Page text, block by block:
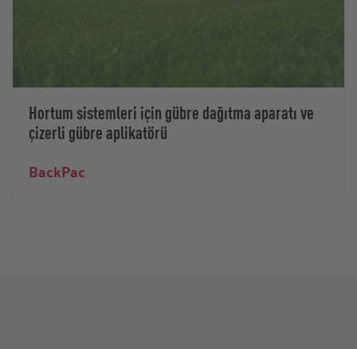
Hortum sistemleri için gübre dağıtma aparatı ve
çizerli gübre aplikatörü
BackPac